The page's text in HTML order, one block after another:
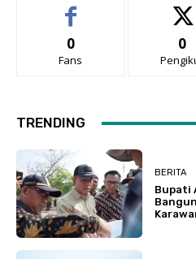
0
Fans
0
TRENDING
BERITA
Bupati